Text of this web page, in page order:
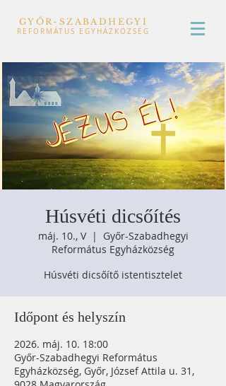
GYŐR-SZABADHEGYI
REFORMÁTUS EGYHÁZKÖZSÉG
Húsvéti dicsőítés
máj. 10., V
  |
Győr-Szabadhegyi
Református Egyházközség
Húsvéti dicsőítő istentisztelet
Időpont és helyszín
2026. máj. 10. 18:00
Győr-Szabadhegyi Református
Egyházközség, Győr, József Attila u. 31,